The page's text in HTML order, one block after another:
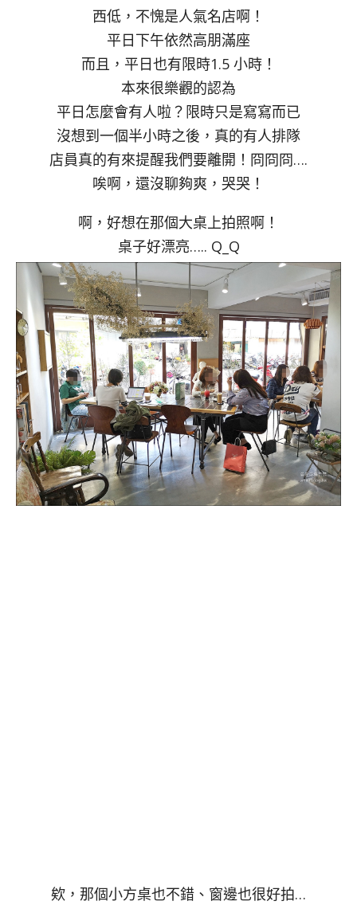
西低，不愧是人氣名店啊！
平日下午依然高朋滿座
而且，平日也有限時1.5 小時！
本來很樂觀的認為
平日怎麼會有人啦？限時只是寫寫而已
沒想到一個半小時之後，真的有人排隊
店員真的有來提醒我們要離開！冏冏冏….
唉啊，還沒聊夠爽，哭哭！
啊，好想在那個大桌上拍照啊！
桌子好漂亮….. Q_Q
欸，那個小方桌也不錯、窗邊也很好拍…